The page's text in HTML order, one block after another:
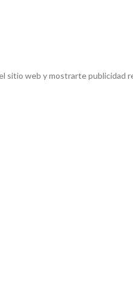
sitio web y mostrarte